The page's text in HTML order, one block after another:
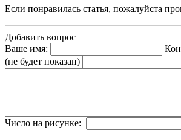
Если понравилась статья, пожалуйста
Добавить вопрос
Ваше имя:
(не будет показан)
Число на рисунке: